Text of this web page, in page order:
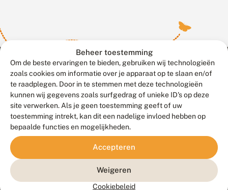
Beheer toestemming
Om de beste ervaringen te bieden, gebruiken wij technologieën
zoals cookies om informatie over je apparaat op te slaan en/of
te raadplegen. Door in te stemmen met deze technologieën
kunnen wij gegevens zoals surfgedrag of unieke ID's op deze
site verwerken. Als je geen toestemming geeft of uw
toestemming intrekt, kan dit een nadelige invloed hebben op
bepaalde functies en mogelijkheden.
Accepteren
Weigeren
Cookiebeleid
Contact
Veelgestelde vragen
Doneer
Meld waarnemingen© 2026 Vlinderstichting
Duurzaam ontwikkeld door
Go2People
, ontworpen door
Blue Field Agency
Privacy
Disclaimer
Sitemap